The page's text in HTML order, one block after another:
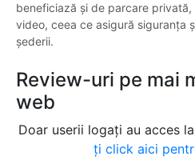
beneficiază și de parcare
video, ceea ce asigură siguranța
șederii.
Review-uri pe mai
web
Doar userii logați au acces
ți click aici